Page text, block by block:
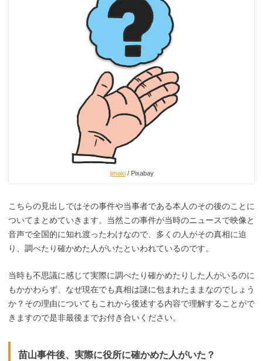
ijmaki/ Pixabay
こちらの見出しではその事件や当事者である本人のその後のことに
ついてまとめていきます。当然この事件が当時のニュースで映像と
音声で全国的に知れ渡ったわけなので、多くの人がその真相に迫
り、調べたり確かめた人がいたといわれているのです。
当時も不思議に感じて実際に調べたり確かめたりした人がいるのに
もかかわらず、なぜ現在でも真相は謎に包まれたままなのでしょう
か？その理由についてもこれから後述する内容で理解することがで
きますので是非最後までお付き合いください。
苗山事件後、実際に役所に確かめた人がいた？